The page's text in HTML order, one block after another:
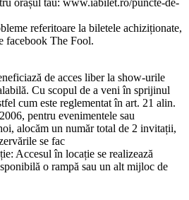
referitoare la biletele achiziționate,
facebook The Fool.
de acces liber la show-urile
Cu scopul de a veni în sprijinul
cum este reglementat în art. 21 alin.
pentru evenimentele sau
alocăm un număr total de 2 invitații,
se fac
Accesul în locație se realizează
o rampă sau un alt mijloc de